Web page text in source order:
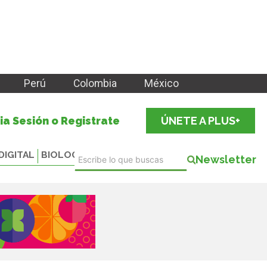
Perú Colombia México
Sesión o Registrate ÚNETE A PLUS+
BIOLOGICALS Newsletter